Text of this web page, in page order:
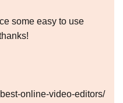
some easy to use
online-video-editors/